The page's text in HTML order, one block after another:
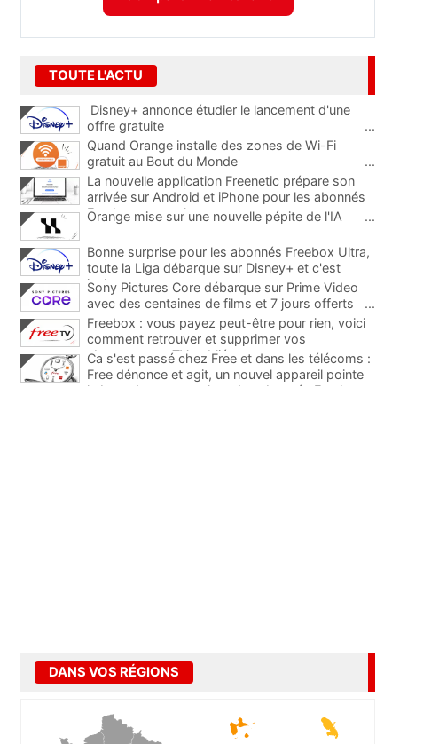
TOUTE L'ACTU
Disney+ annonce étudier le lancement d'une
offre gratuite
...
Quand Orange installe des zones de Wi-Fi
gratuit au Bout du Monde
...
La nouvelle application Freenetic prépare son
arrivée sur Android et iPhone pour les abonnés
Freebox, testez la
Orange mise sur une nouvelle pépite de l'IA ...
Bonne surprise pour les abonnés Freebox Ultra,
toute la Liga débarque sur Disney+ et c'est
inclus
Sony Pictures Core débarque sur Prime Video
avec des centaines de films et 7 jours offerts
...
Freebox : vous payez peut-être pour rien, voici
comment retrouver et supprimer vos
abonnements TV oubliés
...
Ca s'est passé chez Free et dans les télécoms :
Free dénonce et agit, un nouvel appareil pointe
le bout de son nez chez des abonnés Freebox...
DANS VOS RÉGIONS